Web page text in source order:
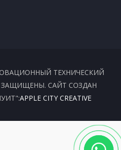
ТЕХНИЧЕСКИЙ
ЗАЩИЩЕНЫ. САЙТ СОЗДАН
APPLE CITY CREATIVE